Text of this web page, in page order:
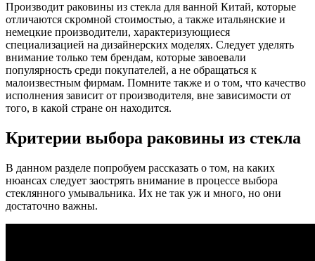
Производит раковины из стекла для ванной Китай, которые
отличаются скромной стоимостью, а также итальянские и
немецкие производители, характеризующиеся
специализацией на дизайнерских моделях. Следует уделять
внимание только тем брендам, которые завоевали
популярность среди покупателей, а не обращаться к
малоизвестным фирмам. Помните также и о том, что качество
исполнения зависит от производителя, вне зависимости от
того, в какой стране он находится.
Критерии выбора раковины из стекла
В данном разделе попробуем рассказать о том, на каких
нюансах следует заострять внимание в процессе выбора
стеклянного умывальника. Их не так уж и много, но они
достаточно важны.